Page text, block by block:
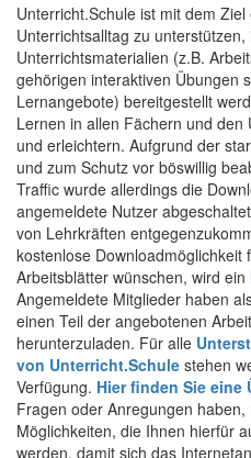
Unterricht.Schule ist mit dem
Unterrichtsalltag zu
Unterrichtsmaterialien (z.B.
gehörigen interaktiven Übungen
Lernangebote) bereitgestellt
Lernen in allen Fächern und
und erleichtern. Aufgrund der
und zum Schutz vor böswillig
Traffic wurde allerdings die
angemeldete Nutzer
von Lehrkräften
kostenlose
Arbeitsblätter wünschen, wird ein
Angemeldete Mitglieder haben
einen Teil der angebotenen
herunterzuladen. Für alle
von Unterricht.Schule stehen
Verfügung. Hier finden Sie eine
Fragen oder Anregungen
Möglichkeiten, die Ihnen hierfür
werden, damit sich das